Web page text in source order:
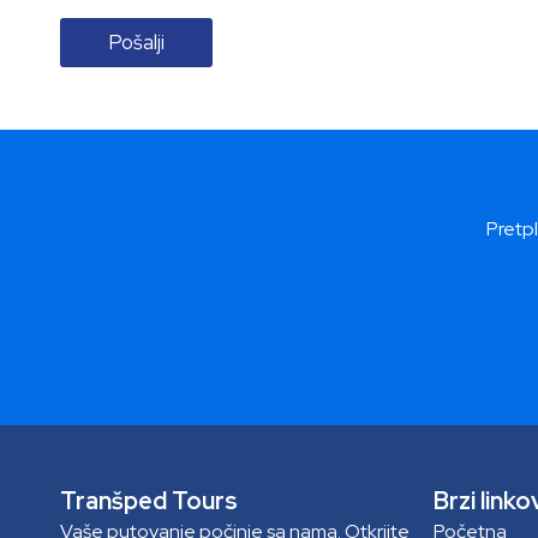
Pošalji
Tranšped Tours
Vaše putovanje počinje sa nama. Otkrijte
Brzi
Početna